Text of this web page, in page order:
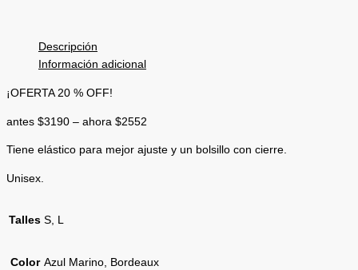
Descripción
Información adicional
¡OFERTA 20 % OFF!
antes $3190 – ahora $2552
Tiene elástico para mejor ajuste y un bolsillo con cierre.
Unisex.
Talles S, L
Color Azul Marino, Bordeaux